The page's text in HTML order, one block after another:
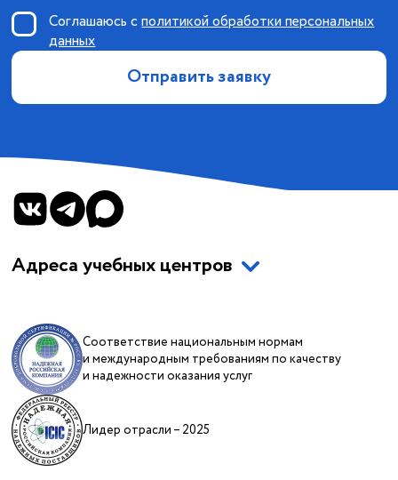
Отправить заявку
Соглашаюсь сполитикой обработки персональных
данных
Адреса учебных центров
Соответствие национальным нормам
и международным требованиям по качеству
и надежности оказания услуг
Лидер отрасли – 2025